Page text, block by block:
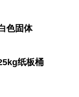
色固体
纸板桶